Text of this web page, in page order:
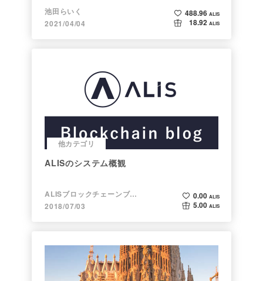
池田らいく
2021/04/04
488.96 ALIS
18.92 ALIS
他カテゴリ
ALISのシステム概観
ALISブロックチェーンブログ
2018/07/03
0.00 ALIS
5.00 ALIS